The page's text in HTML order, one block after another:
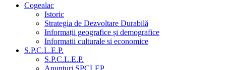
Cogealac
Istoric
Strategia de Dezvoltare Durabilă
Informații geografice și demografice
Informatii culturale si economice
S.P.C.L.E.P.
S.P.C.L.E.P.
Anunturi SPCLEP